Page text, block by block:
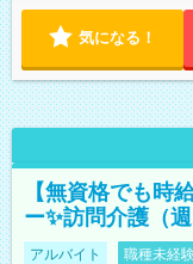
気になる！
【無資格でも時
ー✨訪問介護（
アルバイト 職種未経